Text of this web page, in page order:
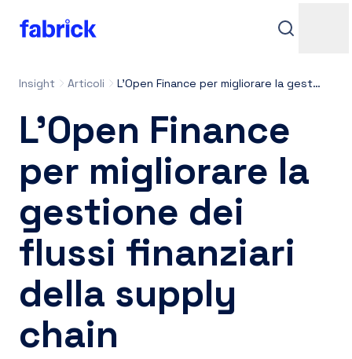
Assistenza
Contatti
Accedi
Insight Articoli L’Open Finance per migliorare la gestione dei flussi finanziari della supply chain
L’Open Finance
per migliorare la
gestione dei
flussi finanziari
della supply
chain